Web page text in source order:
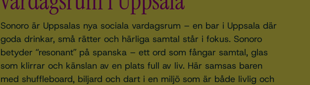
Sonoro är Uppsalas nya sociala vardagsrum – en bar i Uppsala där
goda drinkar, små rätter och härliga samtal står i fokus. Sonoro
betyder “resonant” på spanska – ett ord som fångar samtal, glas
som klirrar och känslan av en plats full av liv. Här samsas baren
med shuffleboard, biljard och dart i en miljö som är både livlig och